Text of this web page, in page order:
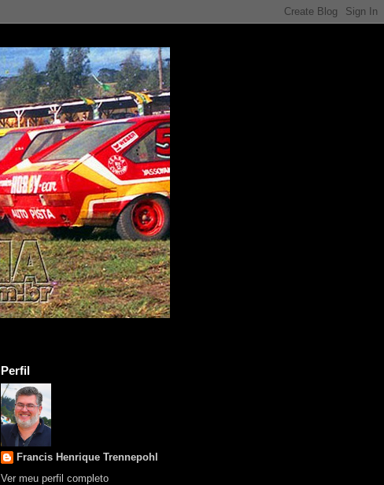
Perfil
Francis Henrique Trennepohl
Ver meu perfil completo